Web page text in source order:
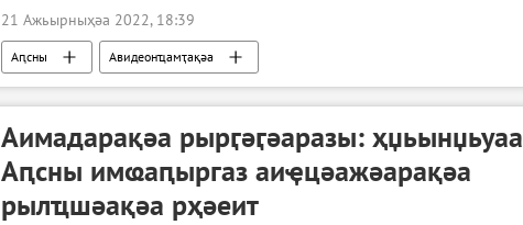
21 Ажьырныҳәа 2022, 18:39
Аԥсны Авидеонҵамҭақәа
Аимадарақәа рырӷәӷәаразы: ҳџьынџьуаа
Аԥсны имҩаԥыргаз аиҿцәажәарақәа
рылҵшәақәа рҳәеит